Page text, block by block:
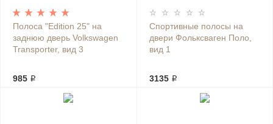
Полоса "Edition 25" на
заднюю дверь Volkswagen
Transporter, вид 3
985 ₽
Спортивные полосы на
двери Фольксваген Поло,
вид 1
3135 ₽